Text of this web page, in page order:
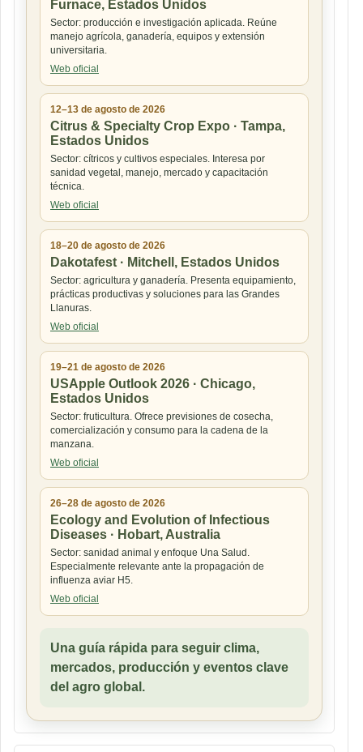
Furnace, Estados Unidos
Sector: producción e investigación aplicada. Reúne
manejo agrícola, ganadería, equipos y extensión
universitaria.
Web oficial
12–13 de agosto de 2026
Citrus & Specialty Crop Expo · Tampa,
Estados Unidos
Sector: cítricos y cultivos especiales. Interesa por
sanidad vegetal, manejo, mercado y capacitación
técnica.
Web oficial
18–20 de agosto de 2026
Dakotafest · Mitchell, Estados Unidos
Sector: agricultura y ganadería. Presenta equipamiento,
prácticas productivas y soluciones para las Grandes
Llanuras.
Web oficial
19–21 de agosto de 2026
USApple Outlook 2026 · Chicago,
Estados Unidos
Sector: fruticultura. Ofrece previsiones de cosecha,
comercialización y consumo para la cadena de la
manzana.
Web oficial
26–28 de agosto de 2026
Ecology and Evolution of Infectious
Diseases · Hobart, Australia
Sector: sanidad animal y enfoque Una Salud.
Especialmente relevante ante la propagación de
influenza aviar H5.
Web oficial
Una guía rápida para seguir clima,
mercados, producción y eventos clave
del agro global.